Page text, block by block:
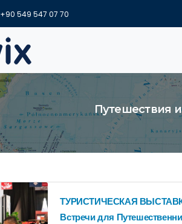
+90 549 547 07 70
Путешествия
ТУРИСТИЧЕСКАЯ
Встречи для